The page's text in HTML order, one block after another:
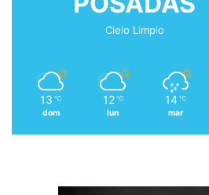
Cielo Limpio
13 ℃
dom
12 ℃
lun
14 ℃
mar